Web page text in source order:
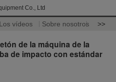
Co., Ltd
Los vídeos Sobre nosotros >>
de la máquina de la
de impacto con estándar